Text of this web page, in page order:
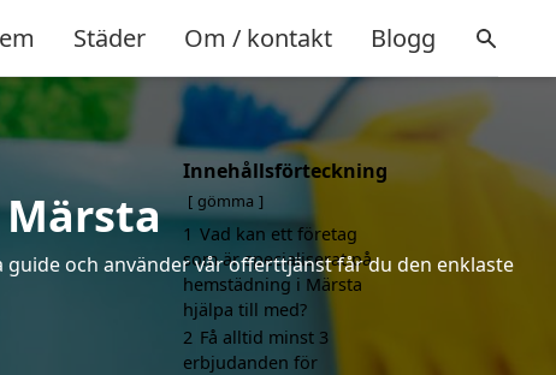
Städer Om / kontakt Blogg
och använder vår offerttjänst får du den enklaste
Innehållsförteckning
gömma
1 Vad kan ett företag
som är specialiserat på
hemstädning i Märsta
hjälpa till med?
2 Få alltid minst 3
erbjudanden för